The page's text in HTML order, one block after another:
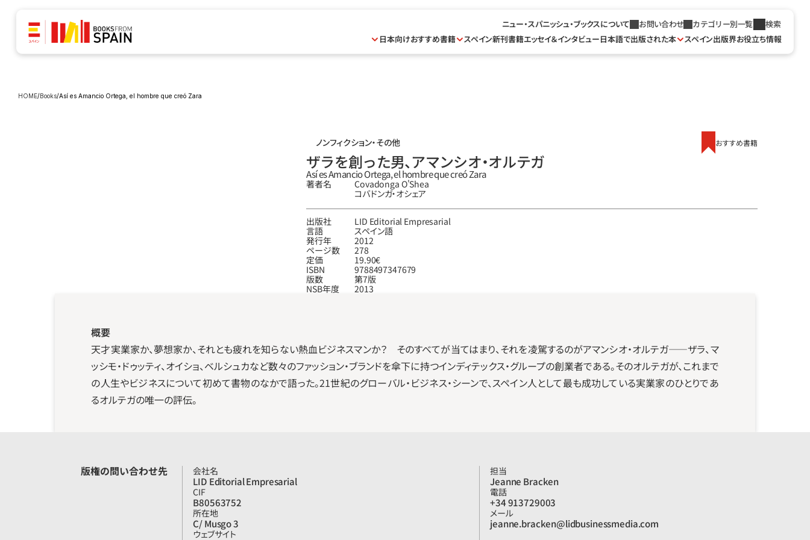
ニュー・スパニッシュ・ブックスについて お問い合わせ カテゴリー別一覧
検索
日本向けおすすめ書籍
スペイン新刊書籍エッセイ＆インタビュー日本語で出版された本 スペイン出版界お役立ち情報
HOME/Books/Así es Amancio Ortega, el hombre que creó Zara
ノンフィクション・その他 おすすめ書籍
ザラを創った男、アマンシオ‧オルテガ
Así es Amancio Ortega, el hombre que creó Zara
著者名
Covadonga O'Shea
コバドンガ‧オシェア
出版社
LID Editorial Empresarial
言語
スペイン語
発行年
2012
ページ数
278
定価
19.90€
ISBN
9788497347679
版数
第7版
NSB年度
2013
概要
天才実業家か、夢想家か、それとも疲れを知らない熱血ビジネスマンか？　そのすべてが当てはまり、それを凌駕するのがアマンシオ・オルテガ――ザラ、マ
ッシモ・ドゥッティ、オイショ、ベルシュカなど数々のファッション・ブランドを傘下に持つインディテックス・グループの創業者である。そのオルテガが、これまで
の人生やビジネスについて初めて書物のなかで語った。21世紀のグローバル・ビジネス・シーンで、スペイン人として最も成功している実業家のひとりであ
るオルテガの唯一の評伝。
版権の問い合わせ先 会社名
LID Editorial Empresarial
CIF
B80563752
所在地
C/ Musgo 3
ウェブサイト
担当
Jeanne Bracken
電話
+34 913729003
メール
jeanne.bracken@lidbusinessmedia.com